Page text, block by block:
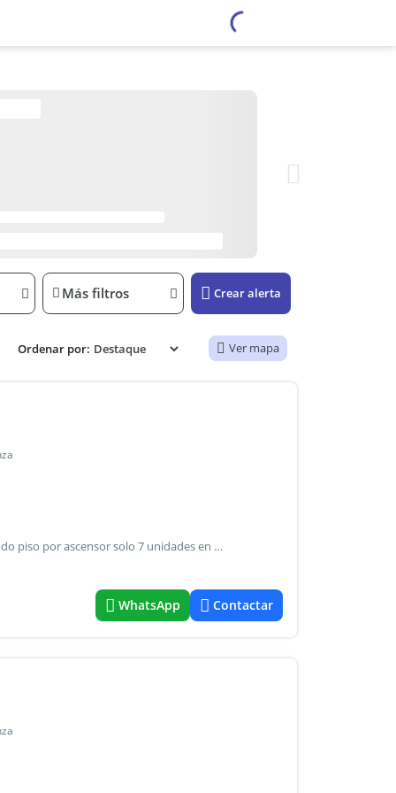
Más filtros Crear alerta
Ordenar por: Ver mapa
Excelente departamento de 2 ambientes a estrenar segundo piso por ascensor solo 7 unidades en el edificio, muy tranquilo. Aberturas de aluminio negro con dhv ambas caras con vidrio laminado puerta de seguridad pisos de porcellanato bano completo con banera, griferia con cierre ceramico placar con frente integral piso a techo e interior completo. Muebles de cocina bajo mesada y alacena, termotanque ariston. Detalles de calidad en todas las terminaciones. El dto ya cuenta con medidor de gas, final de edenor, listo para mudarse se entrega con escrituracion gastos de escrituracion vendedor. Valor u$s 78.000.-
WhatsApp Contactar